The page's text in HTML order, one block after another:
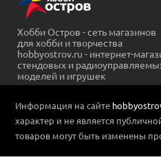
Хобби Остров - сеть магазинов
для хобби и творчества
hobbyostrov.ru - интернет-
стендовых и
моделей и игрушек
Информация на сайте
характер и не является
товаров могут быть изменены